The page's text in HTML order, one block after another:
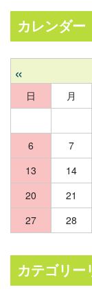
カレンダー
«
日 月
6
7
13
14
20
21
27
28
カテゴリー